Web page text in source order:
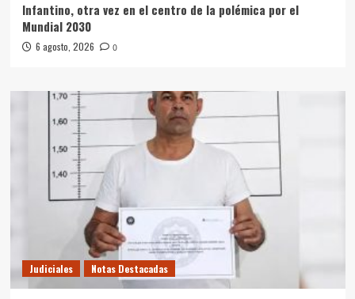
Infantino, otra vez en el centro de la polémica por el
Mundial 2030
6 agosto, 2026 0
Judiciales Notas Destacadas